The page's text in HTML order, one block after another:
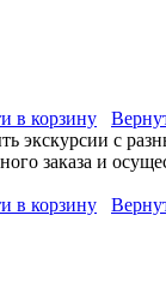
в корзину
экскурсии с
заказа и
в корзину